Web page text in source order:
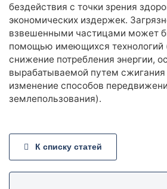
бездействия с точки зрения
экономических издержек.
взвешенными частицами может
помощью имеющихся технологий
снижение потребления энергии,
вырабатываемой путем сжигания
изменение способов
землепользования).
К списку статей